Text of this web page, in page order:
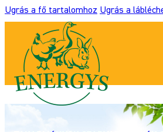
Ugrás a fő tartalomhoz Ugrás a